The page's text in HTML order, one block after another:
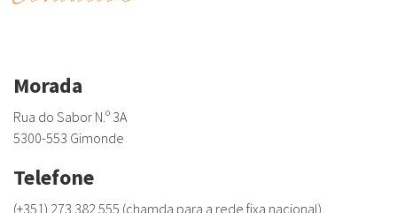
Morada
Rua do Sabor N.º 3A
5300-553 Gimonde
Telefone
(+351) 273 382 555 (chamda para a rede fixa nacional)